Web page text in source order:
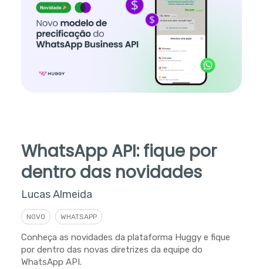
WhatsApp API: fique por
dentro das novidades
Lucas Almeida
NOVO WHATSAPP
Conheça as novidades da plataforma Huggy e fique
por dentro das novas diretrizes da equipe do
WhatsApp API.